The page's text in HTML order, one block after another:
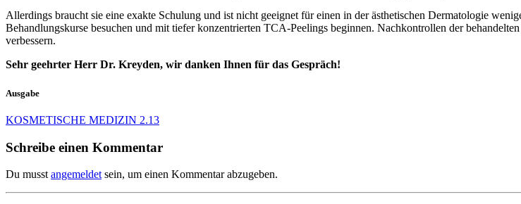
Allerdings braucht sie eine exakte Schulung und ist nicht geeignet für einen in der ästhetischen Dermatologie
Behandlungskurse besuchen und mit tiefer konzentrierten TCA-Peelings beginnen. Nachkontrollen der
verbessern.
Sehr geehrter Herr Dr. Kreyden, wir danken Ihnen für das Gespräch!
Ausgabe
KOSMETISCHE MEDIZIN 2.13
Schreibe einen Kommentar
Du musst angemeldet sein, um einen Kommentar abzugeben.